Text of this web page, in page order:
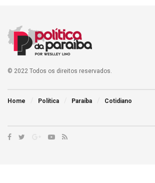
© 2022 Todos os direitos reservados.
Home Política Paraíba Cotidiano